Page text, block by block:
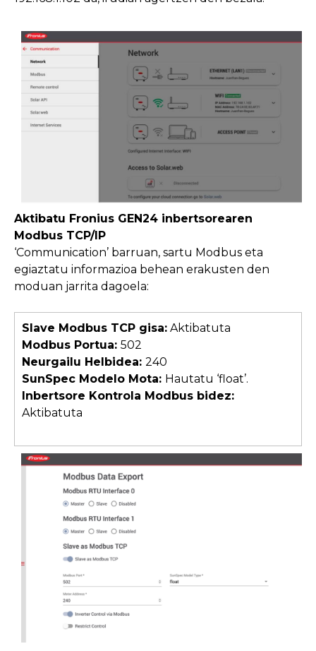
Aktibatu Fronius GEN24 inbertsorearen
Modbus TCP/IP
‘Communication’ barruan, sartu Modbus eta
egiaztatu informazioa behean erakusten den
moduan jarrita dagoela:
Slave Modbus TCP gisa: Aktibatuta
Modbus Portua: 502
Neurgailu Helbidea: 240
SunSpec Modelo Mota: Hautatu ‘float’.
Inbertsore Kontrola Modbus bidez:
Aktibatuta